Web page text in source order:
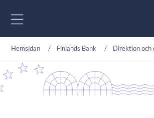
Hemsidan Finlands Bank Direktion och